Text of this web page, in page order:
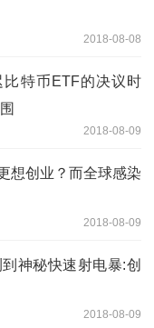
2018-08-08
特币ETF的决议时
2018-08-09
想创业？而全球感染
2018-08-09
神秘快速射电暴:创
2018-08-09